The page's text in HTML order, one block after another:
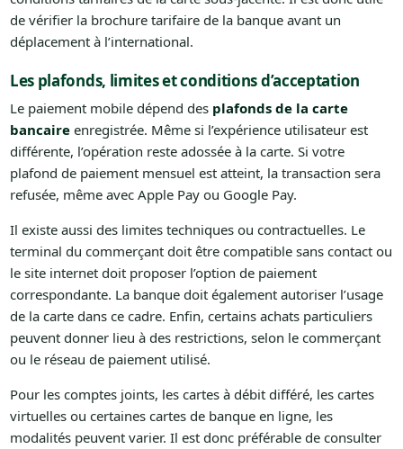
de vérifier la brochure tarifaire de la banque avant un
déplacement à l’international.
Les plafonds, limites et conditions d’acceptation
Le paiement mobile dépend des plafonds de la carte
bancaireenregistrée. Même si l’expérience utilisateur est
différente, l’opération reste adossée à la carte. Si votre
plafond de paiement mensuel est atteint, la transaction sera
refusée, même avec Apple Pay ou Google Pay.
Il existe aussi des limites techniques ou contractuelles. Le
terminal du commerçant doit être compatible sans contact ou
le site internet doit proposer l’option de paiement
correspondante. La banque doit également autoriser l’usage
de la carte dans ce cadre. Enfin, certains achats particuliers
peuvent donner lieu à des restrictions, selon le commerçant
ou le réseau de paiement utilisé.
Pour les comptes joints, les cartes à débit différé, les cartes
virtuelles ou certaines cartes de banque en ligne, les
modalités peuvent varier. Il est donc préférable de consulter